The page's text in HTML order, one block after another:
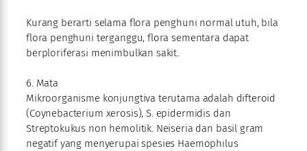
Kurang berarti selama flora penghuni normal utuh, bila
flora penghuni terganggu, flora sementara dapat
berploriferasi menimbulkan sakit.
6. Mata
Mikroorganisme konjungtiva terutama adalah difteroid
(Coynebacterium xerosis), S. epidermidis dan
Streptokukus non hemolitik. Neiseria dan basil gram
negatif yang menyerupai spesies Haemophilus